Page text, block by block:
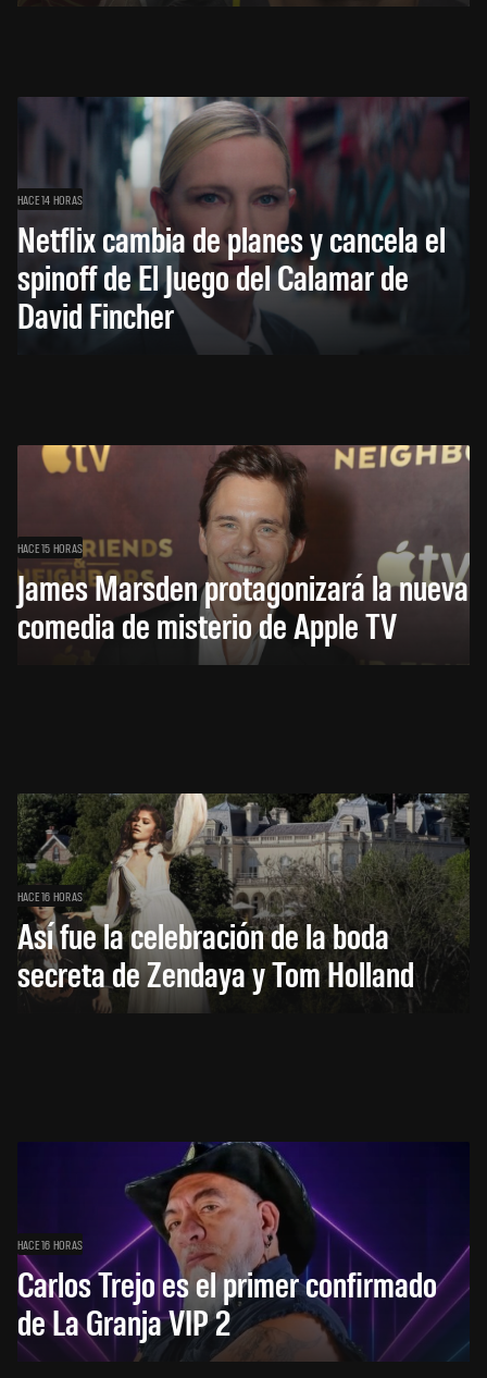
HACE 14 HORAS
Netflix cambia de planes y cancela el
spinoff de El Juego del Calamar de
David Fincher
HACE 15 HORAS
James Marsden protagonizará la nueva
comedia de misterio de Apple TV
HACE 16 HORAS
Así fue la celebración de la boda
secreta de Zendaya y Tom Holland
HACE 16 HORAS
Carlos Trejo es el primer confirmado
de La Granja VIP 2